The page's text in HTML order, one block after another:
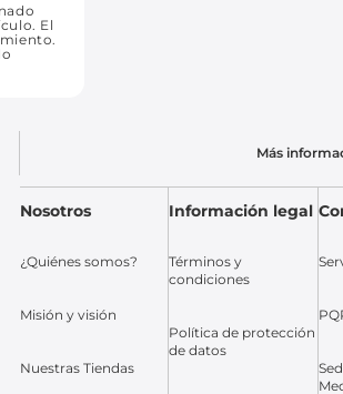
El
Más
Nosotros
¿Quiénes somos?
Misión y visión
Nuestras Tiendas
Información legal
Términos y
condiciones
Política de protección
de datos